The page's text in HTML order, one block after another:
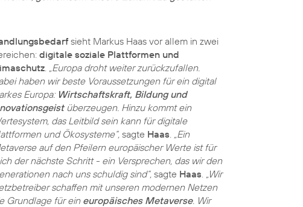
sieht Markus Haas vor allem in zwei
digitale soziale Plattformen und
. „Europa droht weiter zurückzufallen.
haben wir beste Voraussetzungen für ein digital
Europa: Wirtschaftskraft, Bildung und
überzeugen. Hinzu kommt ein
das Leitbild sein kann für digitale
und Ökosysteme“,sagte Haas. „Ein
auf den Pfeilern europäischer Werte ist für
der nächste Schritt - ein Versprechen, das wir den
nach uns schuldig sind“,sagte Haas. „Wir
schaffen mit unseren modernen Netzen
Grundlage für eineuropäisches Metaverse. Wir